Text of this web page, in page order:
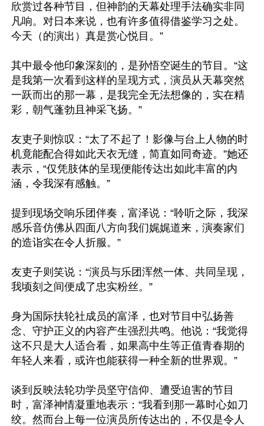
欣赏过各种节目，但神韵的天幕处理手法确实非同
凡响。对日本来说，也有许多值得借鉴学习之处。
今天（的演出）真是赏心悦目。”
其中最令他印象深刻的，是孙悟空诞生的节目。“这
是我第一次看到这样的呈现方式，演员从天幕突然
一跃而出的那一幕，是我完全无法想像的，实在精
彩，朝气蓬勃且神采飞扬。”
友吏子则惊叹：“太了不起了！影像与台上人物的时
机竟能配合得如此天衣无缝，简直如同奇迹。”她还
表示，“仅凭肢体的呈现便能传达出如此丰富的内
涵，令我深有感触。”
提到现场交响乐团伴奏，富泽说：“聆听之际，我深
感乐音仿佛从四面八方向我们娓娓道来，演奏家们
的造诣实在令人折服。”
友吏子则笑说：“演员与乐团浑然一体、共同呈现，
我顷刻之间便成了忠实粉丝。”
身为国际扶轮社成员的富泽，也对节目中弘扬善
念、守护正义的内容产生强烈共鸣。他说：“我觉得
这不只是大人适合看，如果高中生等正值青春期的
年轻人来看，或许也能获得一种全新的世界观。”
谈到反映法轮功学员坚守信仰、遭受迫害的节目
时，富泽神情凝重地表示：“我看到那一幕时心如刀
绞。然而台上每一位演员所传达出的，不仅是令人